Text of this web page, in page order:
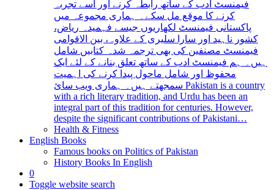
فیمنسٹ ادب کے ساتھ رابطہ کرنے اور اسے تجربہ
کرنے کا موقع مل سکے۔ ہماری مجموعہ میں
پاکستانی فیمنسٹ لکھاریوں جیسے فہمیدہ ریاض،
کشور ناہید اور سارا سلیری کے علاوہ، بین الاقوامی
فیمنسٹ مصنفین کی بھی ترجمہ شدہ کتابیں شامل
ہیں۔ ہم فیمنسٹ ادب کے ساتھ تعلق بنانے کے لئے ایک
محفوظ اور شامل ماحول پیدا کرنے کی اہمیت
سمجھتے ہیں۔ ہماری ویب سائ Pakistan is a country
with a rich literary tradition, and Urdu has been an
integral part of this tradition for centuries. However,
despite the significant contributions of Pakistani…
Health & Fitness
English Books
Famous books on Politics of Pakistan
History Books In English
0
Toggle website search